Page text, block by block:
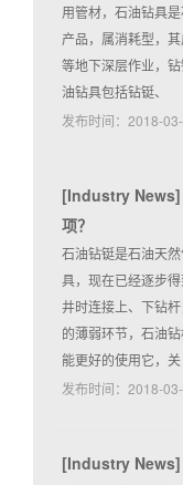
用管材，石油钻具
产品，属消耗型，
等地下深层作业，
油钻具包括钻铤、
发布时间：2018-
[Industry News]
项？
石油钻铤是石油天
具，现在已经逐步
井时连接上、下钻
的薄弱环节，石油
能更好的使用它，关
发布时间：2018-
[Industry News]